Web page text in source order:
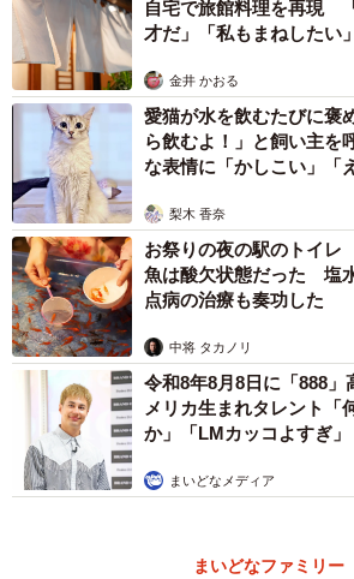
・フジッコインスタグラム
「【保存版】フジッコの煮豆余った煮
https://www.instagram.com/p/
img_index=1
自宅で旅館料理を再現
才だ」「私もまねしたい」
金井 かおる
愛猫が水を飲むたびに褒
ら飲むよ！」と飼い主
な表情に「かしこい」「
梨木 香奈
お祭りの夜の駅のトイ
魚は酸欠状態だった 塩
点病の治療も奏功した
中将 タカノリ
令和8年8月8日に「888
メリカ生まれタレント「
か」「LMカッコよすぎ」
まいどなメディア
まいどなファミリー